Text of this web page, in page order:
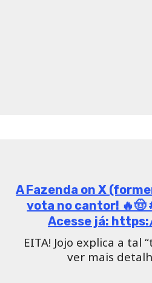
Biel bate boca
Quando voltaram para a sede
jeito que você me trata? Me
reclamou Biel. “Tá bom, você